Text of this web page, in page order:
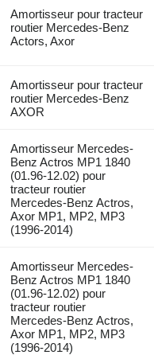
Amortisseur pour tracteur
routier Mercedes-Benz
Actors, Axor
Amortisseur pour tracteur
routier Mercedes-Benz
AXOR
Amortisseur Mercedes-
Benz Actros MP1 1840
(01.96-12.02) pour
tracteur routier
Mercedes-Benz Actros,
Axor MP1, MP2, MP3
(1996-2014)
Amortisseur Mercedes-
Benz Actros MP1 1840
(01.96-12.02) pour
tracteur routier
Mercedes-Benz Actros,
Axor MP1, MP2, MP3
(1996-2014)